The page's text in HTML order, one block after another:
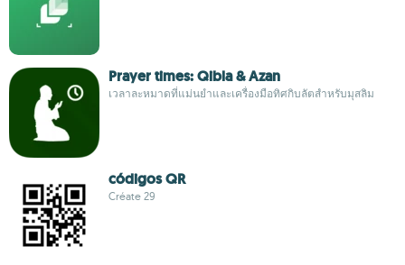
Prayer times: Qibla & Azan
เวลาละหมาดที่แม่นยำและเครื่องมือทิศกิบลัตสำหรับมุสลิม
códigos QR
Créate 29